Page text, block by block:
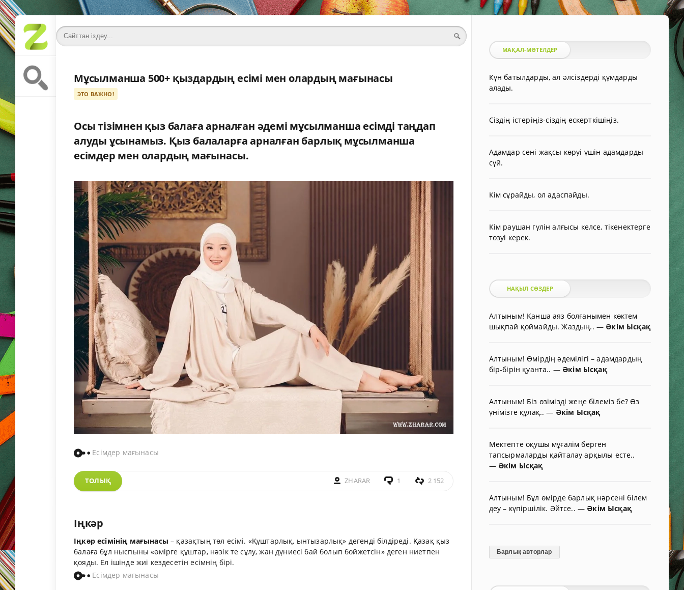
Мұсылманша 500+ қыздардың есімі мен олардың мағынасы
ЭТО ВАЖНО!
Осы тізімнен қыз балаға арналған әдемі мұсылманша есімді таңдап
алуды ұсынамыз. Қыз балаларға арналған барлық мұсылманша
есімдер мен олардың мағынасы.
Есімдер мағынасы
ТОЛЫҚ ZHARAR 1 2 152
Іңкәр
Іңкәр есімінің мағынасы – қазақтың төл есімі. «Құштарлық, ынтызарлық» дегенді білдіреді. Қазақ қыз
балаға бұл ныспыны «өмірге құштар, нәзік те сұлу, жан дүниесі бай болып бойжетсін» деген ниетпен
қояды. Ел ішінде жиі кездесетін есімнің бірі.
Есімдер мағынасы
МАҚАЛ-МӘТЕЛДЕР
Күн батылдарды, ал әлсіздерді құмдарды
алады.
Сіздің істеріңіз-сіздің ескерткішіңіз.
Адамдар сені жақсы көруі үшін адамдарды
сүй.
Кім сұрайды, ол адаспайды.
Кім раушан гүлін алғысы келсе, тікенектерге
төзуі керек.
НАҚЫЛ СӨЗДЕР
Алтыным! Қанша аяз болғанымен көктем
шықпай қоймайды. Жаздың.. — Әкім Ысқақ
Алтыным! Өмірдің әдемілігі – адамдардың
бір-бірін қуанта.. — Әкім Ысқақ
Алтыным! Біз өзімізді жеңе білеміз бе? Өз
үнімізге құлақ..— Әкім Ысқақ
Мектепте оқушы мұғалім берген
тапсырмаларды қайталау арқылы есте..
— Әкім Ысқақ
Алтыным! Бұл өмірде барлық нәрсені білем
деу – күпіршілік. Әйтсе.. — Әкім Ысқақ
Барлық авторлар